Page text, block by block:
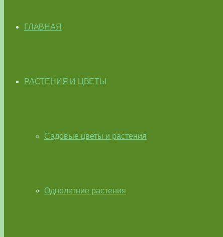
ГЛАВНАЯ
РАСТЕНИЯ И ЦВЕТЫ
Садовые цветы и растения
Однолетние растения